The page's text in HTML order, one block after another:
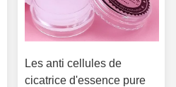
Les anti cellules de
cicatrice d'essence pure